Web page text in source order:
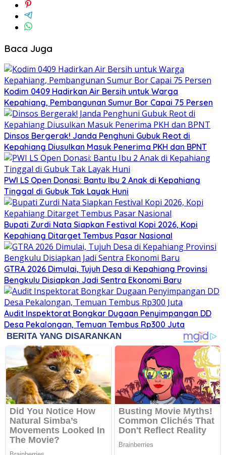
Baca Juga
Kodim 0409 Hadirkan Air Bersih untuk Warga
Kepahiang, Pembangunan Sumur Bor Capai 75 Persen
Dinsos Bergerak! Janda Penghuni Gubuk Reot di
Kepahiang Diusulkan Masuk Penerima PKH dan BPNT
PWI LS Open Donasi: Bantu Ibu 2 Anak di Kepahiang
Tinggal di Gubuk Tak Layak Huni
Bupati Zurdi Nata Siapkan Festival Kopi 2026, Kopi
Kepahiang Ditarget Tembus Pasar Nasional
GTRA 2026 Dimulai, Tujuh Desa di Kepahiang Provinsi
Bengkulu Disiapkan Jadi Sentra Ekonomi Baru
Audit Inspektorat Bongkar Dugaan Penyimpangan DD
Desa Pekalongan, Temuan Tembus Rp300 Juta